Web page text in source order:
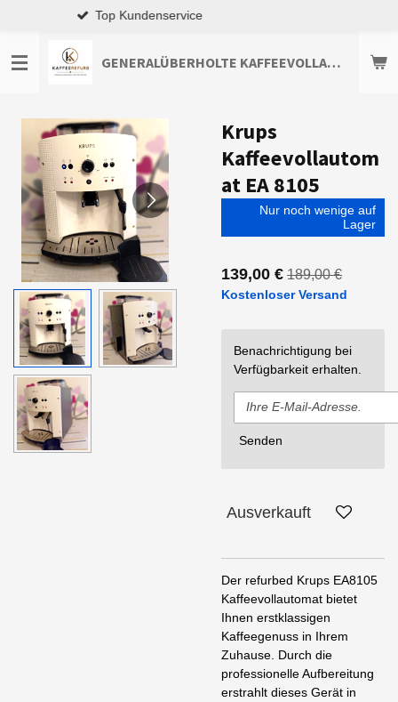
springen
GENERALÜBERHOLTE KAFFEEVOLLAUTOMATEN TOP-ANGEBOTE ENTDECKEN
Premium-Qualität
Krups
Kaffeevollautom
at EA 8105
Nur noch wenige auf
Lager
139,00 € 189,00 €
Kostenloser Versand
Benachrichtigung bei
Verfügbarkeit erhalten.
Senden
Ausverkauft
Der refurbed Krups EA8105
Kaffeevollautomat bietet
Ihnen erstklassigen
Kaffeegenuss in Ihrem
Zuhause. Durch die
professionelle Aufbereitung
erstrahlt dieses Gerät in